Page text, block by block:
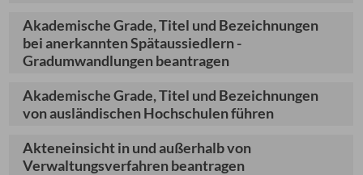
Akademische Grade, Titel und Bezeichnungen
bei anerkannten Spätaussiedlern -
Gradumwandlungen beantragen
Akademische Grade, Titel und Bezeichnungen
von ausländischen Hochschulen führen
Akteneinsicht in und außerhalb von
Verwaltungsverfahren beantragen